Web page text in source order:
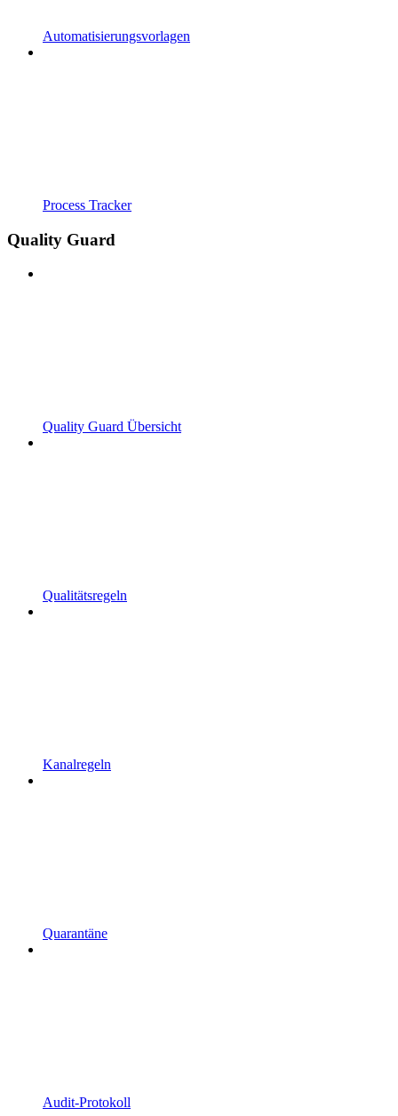
Automatisierungsvorlagen
Process Tracker
Quality Guard
Quality Guard Übersicht
Qualitätsregeln
Kanalregeln
Quarantäne
Audit-Protokoll